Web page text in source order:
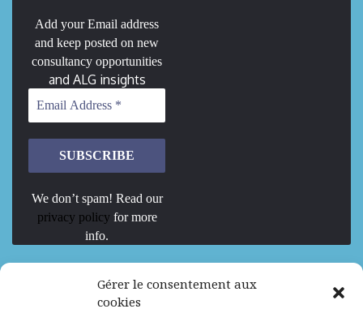
Gérer le consentement aux
cookies
Add your Email address
and keep posted on new
consultancy opportunities
and ALG insights
We don’t spam! Read our
privacy policy for more
info.
We are Hiring